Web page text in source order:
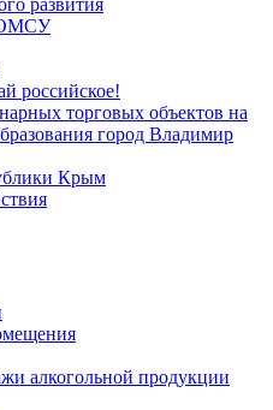
развития
ОМСУ
российское!
торговых объектов на
город Владимир
Крым
алкогольной продукции